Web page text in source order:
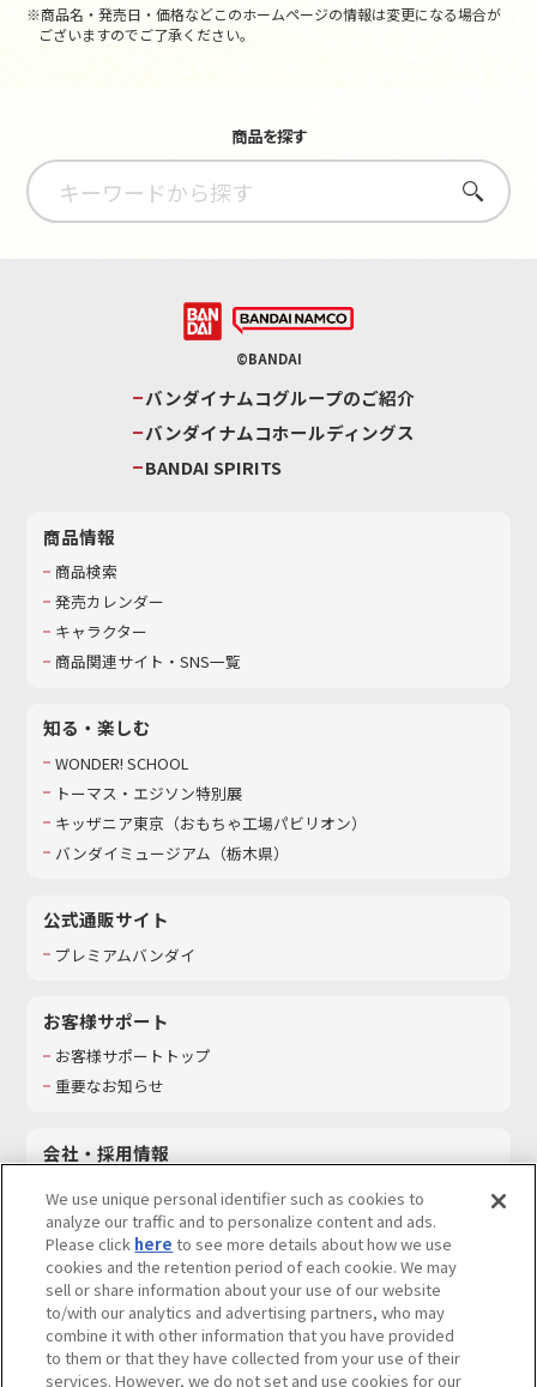
※商品名・発売日・価格などこのホームページの情報は変更になる場合が
ございますのでご了承ください。
商品を探す
さがす
©BANDAI
バンダイナムコグループのご紹介
バンダイナムコホールディングス
BANDAI SPIRITS
商品情報
商品検索
発売カレンダー
キャラクター
商品関連サイト・SNS一覧
知る・楽しむ
WONDER! SCHOOL
トーマス・エジソン特別展
キッザニア東京（おもちゃ工場パビリオン）​
バンダイミュージアム（栃木県）
公式通販サイト
プレミアムバンダイ
お客様サポート
お客様サポートトップ
重要なお知らせ
会社・採用情報
採用情報
サステナビリティ
お問い合わせ
We use unique personal identifier such as cookies to
analyze our traffic and to personalize content and ads.
Please click here to see more details about how we use
cookies and the retention period of each cookie. We may
sell or share information about your use of our website
to/with our analytics and advertising partners, who may
combine it with other information that you have provided
to them or that they have collected from your use of their
services. However, we do not set and use cookies for our